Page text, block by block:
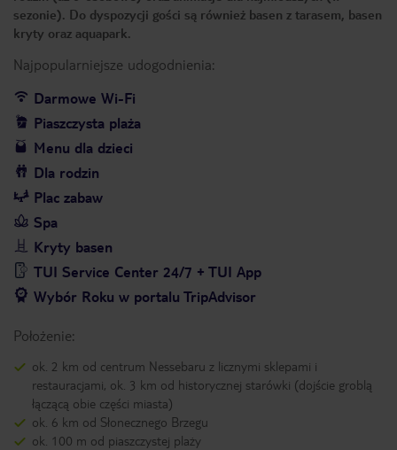
sezonie). Do dyspozycji gości są również basen z tarasem, basen
kryty oraz aquapark.
Najpopularniejsze udogodnienia:
Darmowe Wi-Fi
Piaszczysta plaża
Menu dla dzieci
Dla rodzin
Plac zabaw
Spa
Kryty basen
TUI Service Center 24/7 + TUI App
Wybór Roku w portalu TripAdvisor
Położenie:
ok. 2 km od centrum Nessebaru z licznymi sklepami i
restauracjami, ok. 3 km od historycznej starówki (dojście groblą
łączącą obie części miasta)
ok. 6 km od Słonecznego Brzegu
ok. 100 m od piaszczystej plaży